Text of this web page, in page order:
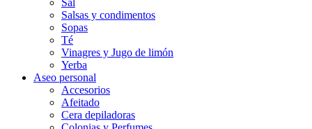
Sal
Salsas y condimentos
Sopas
Té
Vinagres y Jugo de limón
Yerba
Aseo personal
Accesorios
Afeitado
Cera depiladoras